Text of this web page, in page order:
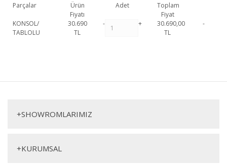
Parçalar
Ürün
Fiyatı
Adet
Toplam
Fiyat
KONSOL/
TABLOLU
30.690
TL
- +
30.690,00
TL
-
Virjin Konsol
+SHOWROMLARIMIZ
+KURUMSAL